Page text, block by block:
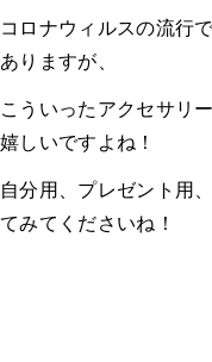
コロナウィルスの流行
ありますが、
こういったアクセサリ
嬉しいですよね！
自分用、プレゼント用
てみてくださいね！